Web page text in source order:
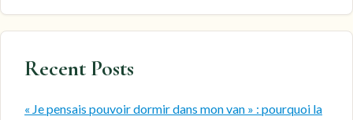
Recent Posts
« Je pensais pouvoir dormir dans mon van » : pourquoi la